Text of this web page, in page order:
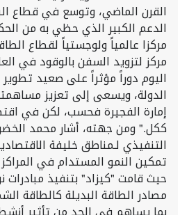
القرن الماضي، وتوسع في قطاع
الدعم الكبير الذي حظي به من
مركزا عالمياً ولوجستياً لقطاع
مركز لتزويد السفن بالوقود في
اليوم دوراً مؤثراً على صعيد
الدولة، ويسعى إلى تعزيز
إمارة الفجيرة فحسب، لكن في
ككل." ومن جهته، أشار محمد
التنفيذي لـمناطق خليفة
تمكين النمو المستدام في المراكز
حيث قامت "كيزاد" بتنفيذ
مصادر الطاقة البديلة كالطاقة